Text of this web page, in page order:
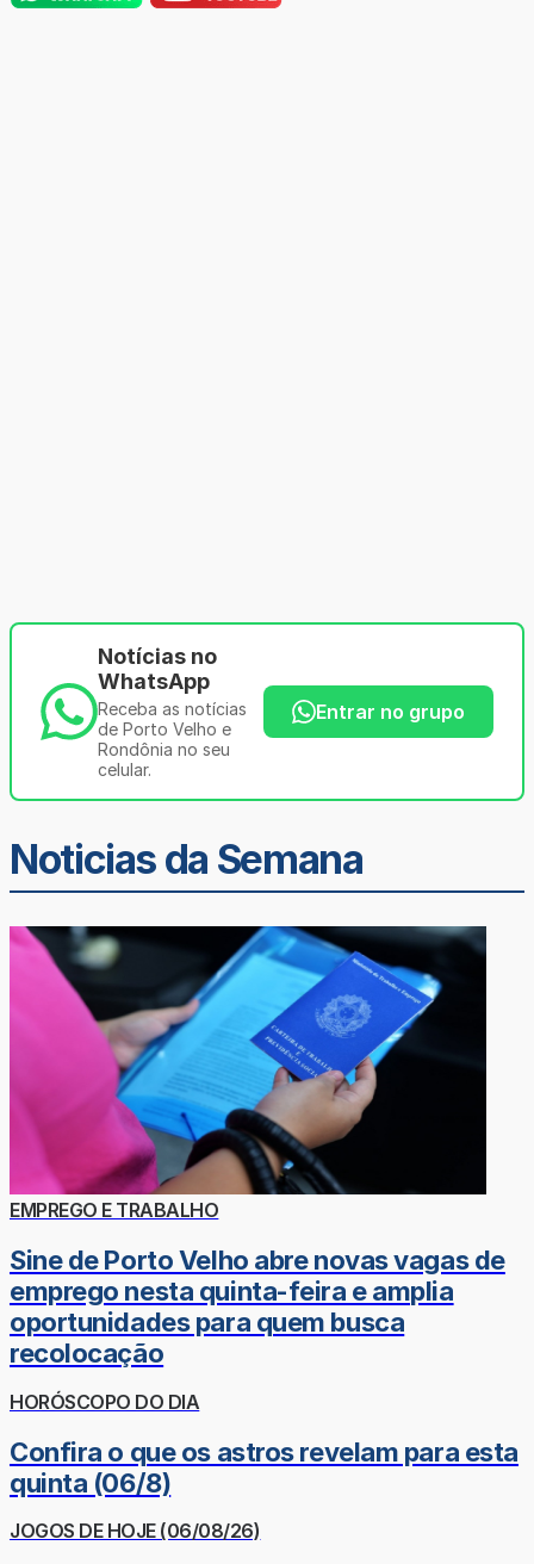
Notícias no
WhatsApp
Receba as notícias
de Porto Velho e
Rondônia no seu
celular.
Entrar no grupo
Noticias da Semana
EMPREGO E TRABALHO
Sine de Porto Velho abre novas vagas de
emprego nesta quinta-feira e amplia
oportunidades para quem busca
recolocação
HORÓSCOPO DO DIA
Confira o que os astros revelam para esta
quinta (06/8)
JOGOS DE HOJE (06/08/26)